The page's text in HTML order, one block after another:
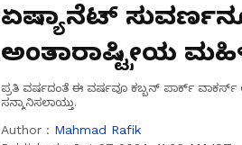
ಏಷ್ಯಾನೆಟ್
ಅಂತಾರಾಷ್ಟ್ರೀಯ
ಪ್ರತಿ ವರ್ಷದಂತೆ ಈ ವರ್ಷವೂ ಕಬ್ಬನ್ ಪಾರ್ಕ್
ಸನ್ಮಾನಿಸಲಾಯ್ತು.
Author : Mahmad Rafik